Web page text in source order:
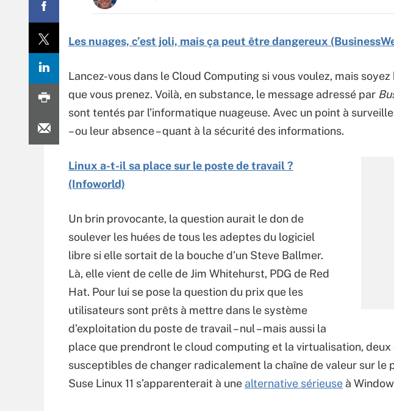
Les nuages, c’est joli, mais ça peut être dangereux
Lancez-vous dans le Cloud Computing si vous voulez, mais
que vous prenez. Voilà, en substance, le message adressé par
sont tentés par l’informatique nuageuse. Avec un point à
– ou leur absence – quant à la sécurité des informations.
Linux a-t-il sa place sur le poste de travail ?
(Infoworld)
Un brin provocante, la question aurait le don de
soulever les huées de tous les adeptes du logiciel
libre si elle sortait de la bouche d’un Steve Ballmer.
Là, elle vient de celle de Jim Whitehurst, PDG de Red
Hat. Pour lui se pose la question du prix que les
utilisateurs sont prêts à mettre dans le système
d’exploitation du poste de travail – nul – mais aussi la
place que prendront le cloud computing et la virtualisation,
susceptibles de changer radicalement la chaîne de valeur sur le
Suse Linux 11 s’apparenterait à une alternative sérieuse à